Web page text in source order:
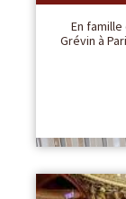
En
Grévin à